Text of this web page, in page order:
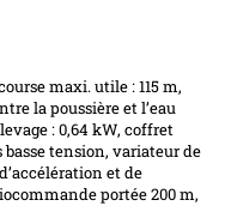
maxi. utile : 115 m,
la poussière et l’eau
: 0,64 kW, coffret
tension, variateur de
et de
portée 200 m,